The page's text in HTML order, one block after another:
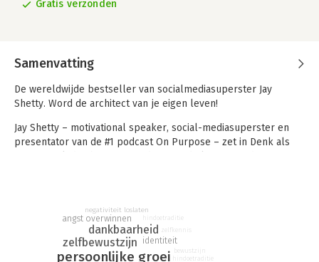
Gratis verzonden
Samenvatting
De wereldwijde bestseller van socialmediasuperster Jay
Shetty. Word de architect van je eigen leven!
Jay Shetty – motivational speaker, social-mediasuperster en
presentator van de #1 podcast On Purpose – zet in Denk als
iedereen kan, en móét, denken als een monnik. Het is bewezen
dat je je geest kunt trainen, en van wie kun je dat beter leren
dan van een echte expert: de monnik?
persoonlijke groei
zelfbewustzijn
dankbaarheid
identiteit
angst overwinnen
negativiteit loslaten
hindoetraditie
zelfkennis
bewustzijn
hindoetraditie